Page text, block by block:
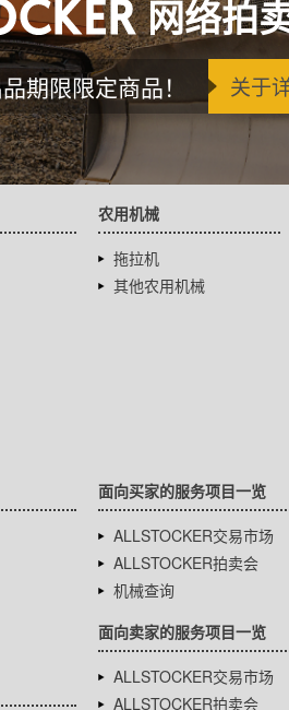
网络拍
期限限定商品！ 关于
农用机械
拖拉机
其他农用机械
面向买家的服务项目一览
ALLSTOCKER交易市场
ALLSTOCKER拍卖会
机械查询
面向卖家的服务项目一览
ALLSTOCKER交易市场
ALLSTOCKER拍卖会